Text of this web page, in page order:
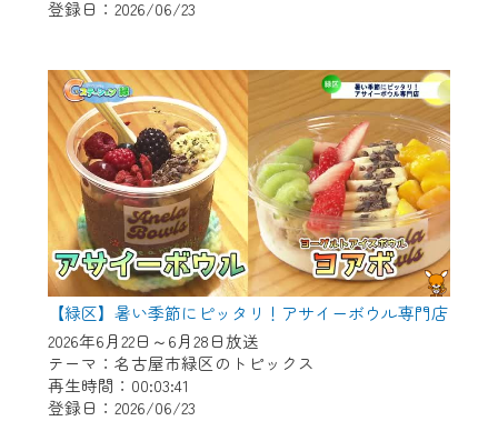
登録日：2026/06/23
【緑区】暑い季節にピッタリ！アサイーボウル専門店
2026年6月22日～6月28日放送
テーマ：名古屋市緑区のトピックス
再生時間：00:03:41
登録日：2026/06/23
作業の間は、CCNetWebTVの画面が「メン
テナンス中」になり、ご利用いただけませ
ん。
ご不便をおかけいたしますが、ご了承の程
よろしくお願いいたします。